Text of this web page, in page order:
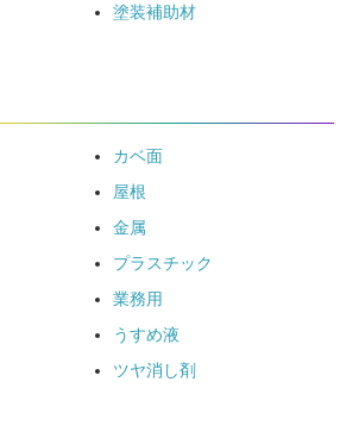
塗装補助材
カベ面
屋根
金属
プラスチック
業務用
うすめ液
ツヤ消し剤